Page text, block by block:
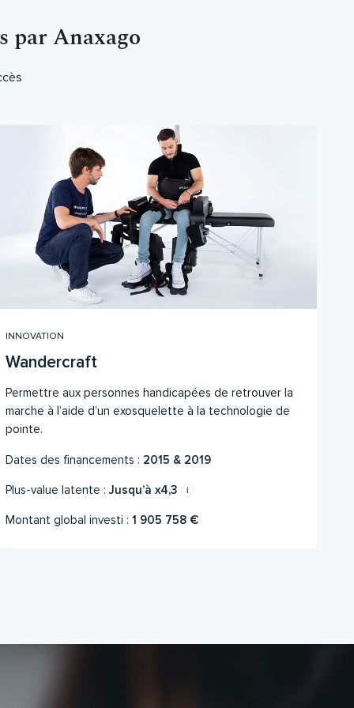
par Anaxago
INNOVATION
Wandercraft
Permettre aux personnes handicapées de retrouver la
marche à l’aide d’un exosquelette à la technologie de
pointe.
Dates des financements : 2015 & 2019
Plus-value latente : Jusqu’à x4,3
Montant global investi : 1 905 758 €